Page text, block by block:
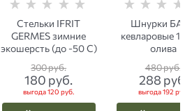
Стельки IFRIT
GERMES зимние
экошерсть (до -50 С)
300 руб.
180 руб.
выгода120 руб.
Шнурки
кевларовые
олива
480 руб.
288
выгода192